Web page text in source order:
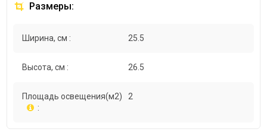
Размеры:
Ширина, см : 25.5
Высота, см : 26.5
Площадь освещения(м2)
:
2